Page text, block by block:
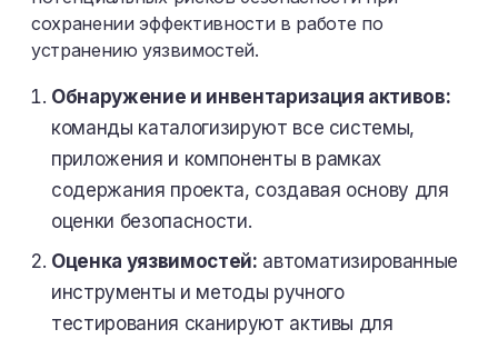
сохранении эффективности в работе по
устранению уязвимостей.
Обнаружение и инвентаризация активов:
команды каталогизируют все системы,
приложения и компоненты в рамках
содержания проекта, создавая основу для
оценки безопасности.
Оценка уязвимостей: автоматизированные
инструменты и методы ручного
тестирования сканируют активы для